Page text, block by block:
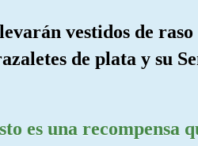
vestidos de
de plata y su
es una recompensa